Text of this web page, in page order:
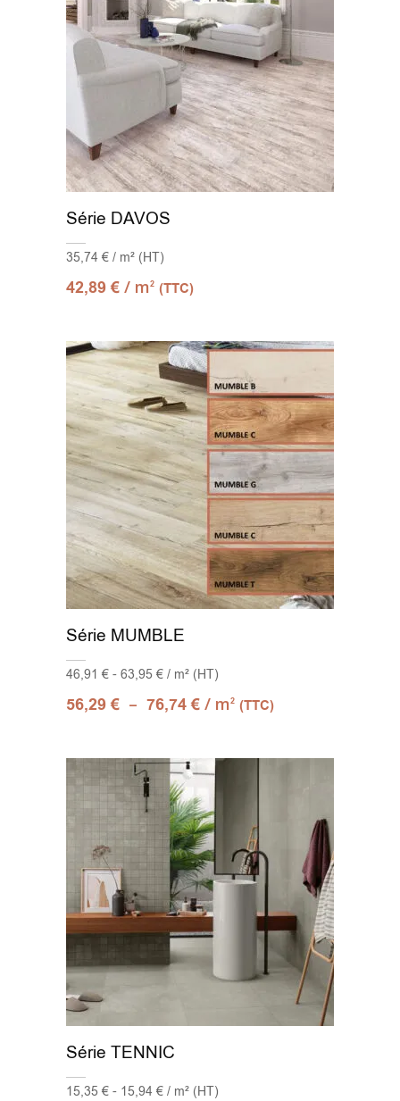
Série DAVOS
35,74 € / m² (HT)
42,89€ / m2 (TTC)
Série MUMBLE
46,91 € - 63,95 € / m² (HT)
56,29€ – 76,74€ / m2 (TTC)
Série TENNIC
15,35 € - 15,94 € / m² (HT)